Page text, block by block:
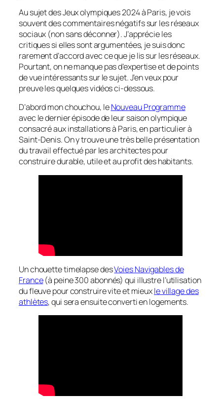
Au sujet des Jeux olympiques 2024 à Paris, je vois
souvent des commentaires négatifs sur les réseaux
sociaux (non sans déconner). J’apprécie les
critiques si elles sont argumentées, je suis donc
rarement d’accord avec ce que je lis sur les réseaux.
Pourtant, on ne manque pas d’expertise et de points
de vue intéressants sur le sujet. J’en veux pour
preuve les quelques vidéos ci-dessous.
D’abord mon chouchou, leNouveau Programme
avec le dernier épisode de leur saison olympique
consacré aux installations à Paris, en particulier à
Saint-Denis. On y trouve une très belle présentation
du travail effectué par les architectes pour
construire durable, utile et au profit des habitants.
Un chouette timelapse desVoies Navigables de
France(à peine 300 abonnés) qui illustre l’utilisation
du fleuve pour construire vite et mieuxle village des
athlètes, qui sera ensuite converti en logements.